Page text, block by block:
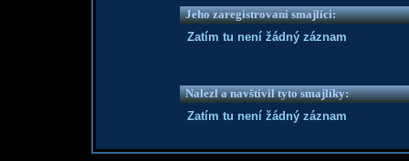
Jeho zaregistrovaní smajlíci:
Zatím tu není žádný záznam
Nalezl a navštívil tyto smajlíky:
Zatím tu není žádný záznam